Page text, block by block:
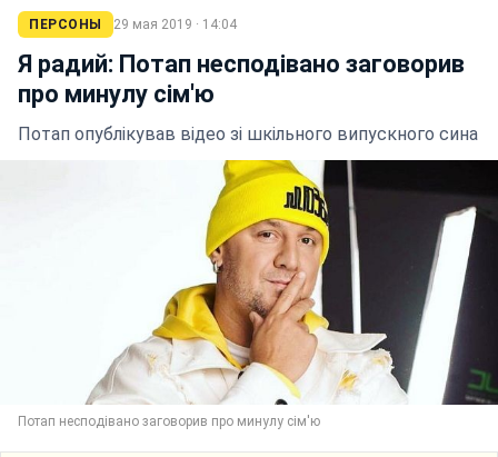
ПЕРСОНЫ 29 мая 2019 · 14:04
Я радий: Потап несподівано заговорив
про минулу сім'ю
Потап опублікував відео зі шкільного випускного сина
Потап несподівано заговорив про минулу сім'ю